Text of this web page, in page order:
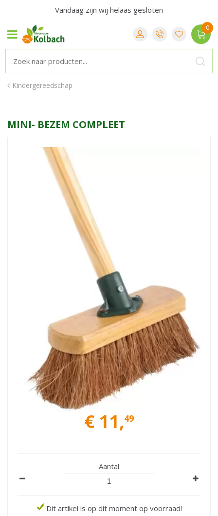
Kindergereedschap
Vandaag zijn wij helaas gesloten
MINI- BEZEM COMPLEET
€ 11,49
Aantal
Dit artikel is op dit moment op voorraad!